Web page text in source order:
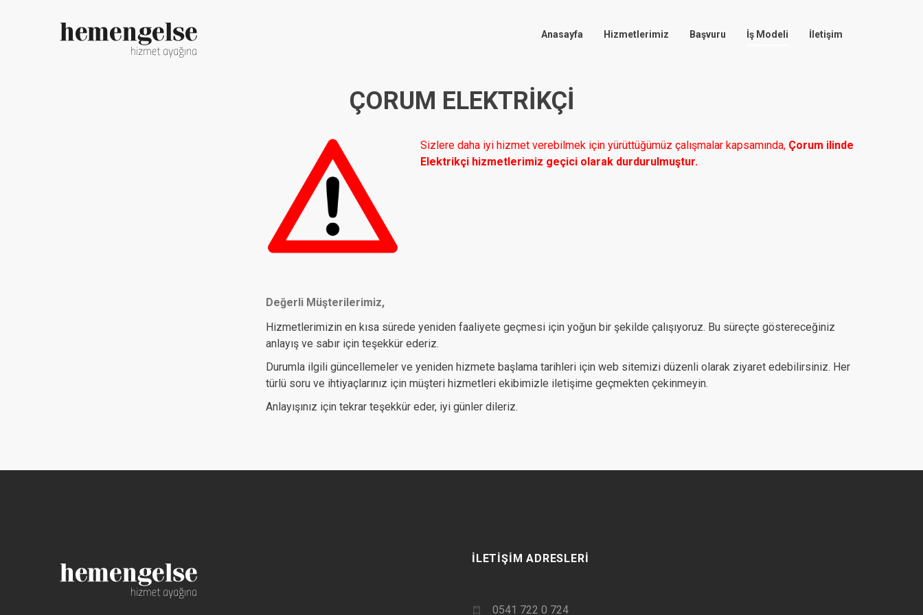
Anasayfa Hizmetlerimiz Başvuru İş Modeli İletişim
ÇORUM ELEKTRIKÇI
Sizlere daha iyi hizmet verebilmek için yürüttüğümüz çalışmalar kapsamında, Çorum ilinde
Elektrikçi hizmetlerimiz geçici olarak durdurulmuştur.
Değerli Müşterilerimiz,
Hizmetlerimizin en kısa sürede yeniden faaliyete geçmesi için yoğun bir şekilde çalışıyoruz. Bu süreçte göstereceğiniz
anlayış ve sabır için teşekkür ederiz.
Durumla ilgili güncellemeler ve yeniden hizmete başlama tarihleri için web sitemizi düzenli olarak ziyaret edebilirsiniz. Her
türlü soru ve ihtiyaçlarınız için müşteri hizmetleri ekibimizle iletişime geçmekten çekinmeyin.
Anlayışınız için tekrar teşekkür eder, iyi günler dileriz.
İLETIŞIM ADRESLERI
0541 722 0 724